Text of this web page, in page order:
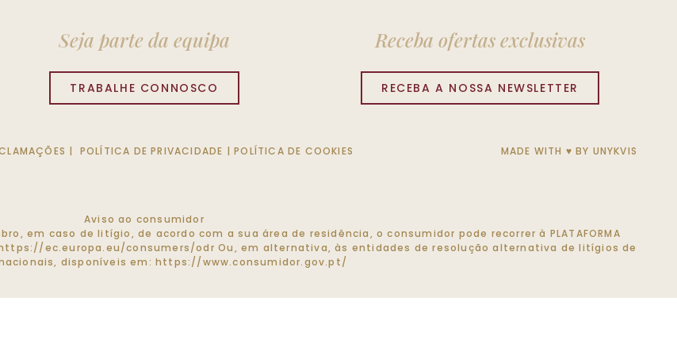
Seja parte da equipa
TRABALHE CONNOSCO
Receba ofertas exclusivas
RECEBA A NOSSA NEWSLETTER
| POLÍTICA DE PRIVACIDADE |POLÍTICA DE COOKIES MADE WITH ♥ BY UNYKVIS
Aviso ao consumidor
em caso de litígio, de acordo com a sua área de residência, o consumidor pode recorrer à PLATAFORMA
ec.europa.eu/consumers/odr Ou, em alternativa, às entidades de resolução alternativa de litígios de
disponíveis em: https://www.consumidor.gov.pt/